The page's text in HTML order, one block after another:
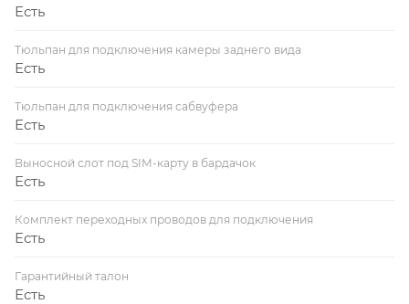
Есть
Тюльпан для подключения камеры заднего вида
Есть
Тюльпан для подключения сабвуфера
Есть
Выносной слот под SIM-карту в бардачок
Есть
Комплект переходных проводов для подключения
Есть
Гарантийный талон
Есть